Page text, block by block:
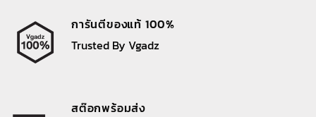
การันตีของแท้ 100%
Trusted By Vgadz
สต๊อกพร้อมส่ง